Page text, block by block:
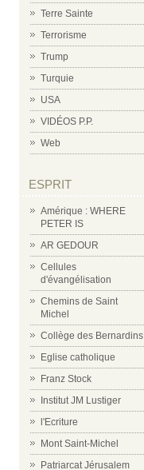
Terre Sainte
Terrorisme
Trump
Turquie
USA
VIDÉOS P.P.
Web
ESPRIT
Amérique : WHERE
PETER IS
AR GEDOUR
Cellules
d'évangélisation
Chemins de Saint
Michel
Collège des Bernardins
Eglise catholique
Franz Stock
Institut JM Lustiger
l'Ecriture
Mont Saint-Michel
Patriarcat Jérusalem